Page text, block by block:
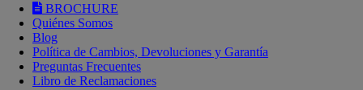
BROCHURE
Quiénes Somos
Blog
Política de Cambios, Devoluciones y Garantía
Preguntas Frecuentes
Libro de Reclamaciones